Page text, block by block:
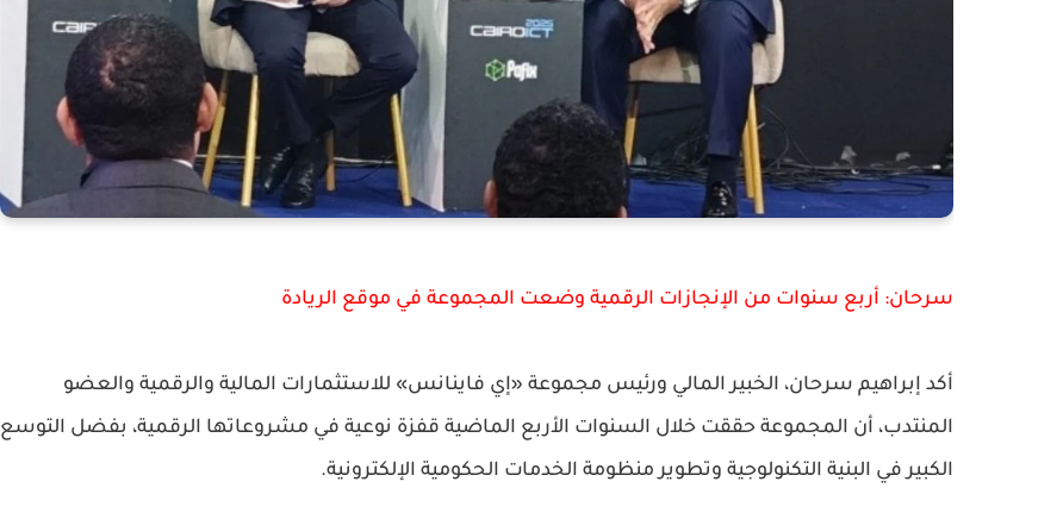
سرحان: أربع سنوات من الإنجازات الرقمية وضعت المجموعة في موقع الريادة
أكد إبراهيم سرحان، الخبير المالي ورئيس مجموعة «إي فاينانس» للاستثمارات المالية والرقمية والعضو
المنتدب، أن المجموعة حققت خلال السنوات الأربع الماضية قفزة نوعية في مشروعاتها الرقمية، بفضل التوسع
الكبير في البنية التكنولوجية وتطوير منظومة الخدمات الحكومية الإلكترونية.